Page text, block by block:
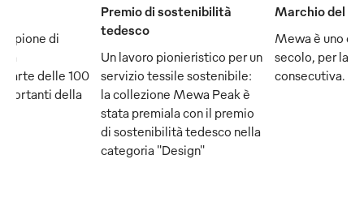
di
fa
delle 100
della
Premio di sostenibilità
tedesco
Un lavoro pionieristico per un
servizio tessile sostenibile:
la collezione Mewa Peak è
stata premiala con il premio
di sostenibilità tedesco nella
categoria "Design"
Marchio del
Mewa è uno
secolo, per la
consecutiva.